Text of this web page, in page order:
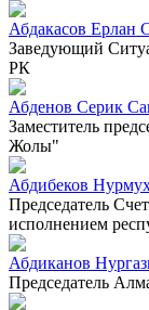
Абдакасов Ерлан
Заведующий
РК
Абденов Серик
Заместитель
Жолы"
Абдибеков
Председатель
исполнением
Абдиканов
Председатель